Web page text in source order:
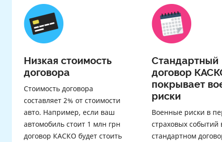
Низкая стоимость
договора
Стоимость договора
составляет 2% от стоимости
авто. Например, если ваш
автомобиль стоит 1 млн грн
договор КАСКО будет стоить
Стандартный
договор
покрывает
риски
Военные риски в
страховых событий
стандартном